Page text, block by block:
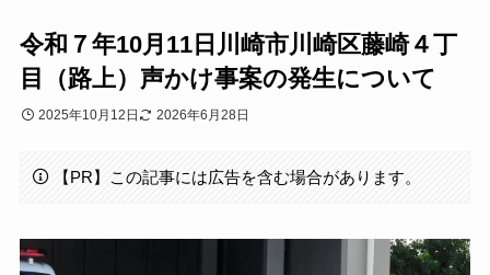
令和７年10月11日川崎市川崎区藤崎４丁
目（路上）声かけ事案の発生について
2025年10月12日 2026年6月28日
【PR】この記事には広告を含む場合があります。